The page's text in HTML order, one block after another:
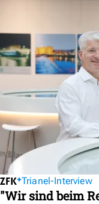
Trianel-Interview
"Wir sind beim